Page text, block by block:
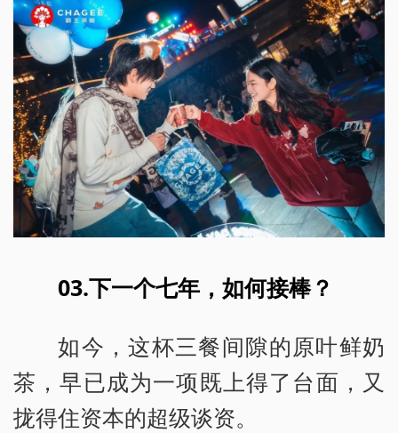
03.下一个七年，如何接棒？
如今，这杯三餐间隙的原叶鲜奶
茶，早已成为一项既上得了台面，又
拢得住资本的超级谈资。